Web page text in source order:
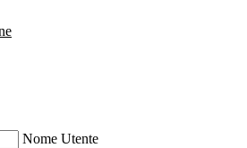
Nome Utente